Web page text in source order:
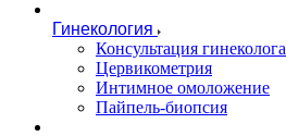
Гинекология
Консультация гинеколога
Цервикометрия
Интимное омоложение
Пайпель-биопсия